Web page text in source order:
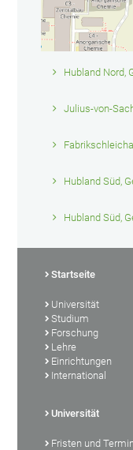
Hubland Nord,
Julius-von-
Hubland Süd,
Hubland Süd,
Startseite
Universität
Studium
Forschung
Lehre
Einrichtungen
International
Universität
Fristen und